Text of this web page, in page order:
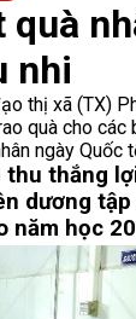
quà
nhi
thị xã (TX)
quà cho các
ngày Quốc
thu thắng
dương
năm học